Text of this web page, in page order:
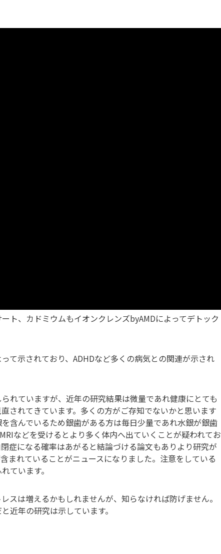
ト、カドミウムもイオンクレンズbyAMDによってデトック
て示されており、ADHDなど多くの病気との関連が示され
れていますが、近年の研究結果は微量であれ健康にとても
されてきています。多くの方がご存知でないかと思います
含んでいるため銀歯がある方は毎日少量であれ水銀が銀歯
などを受けるとより多く体内へ出ていくことが疑われてお
症になる確率はあがると結論づける論文もありより研究が
まれていることがニュースになりました。注意をしている
ています。
スは増えるかもしれませんが、知らなければ防げません。
近年の研究は示しています。